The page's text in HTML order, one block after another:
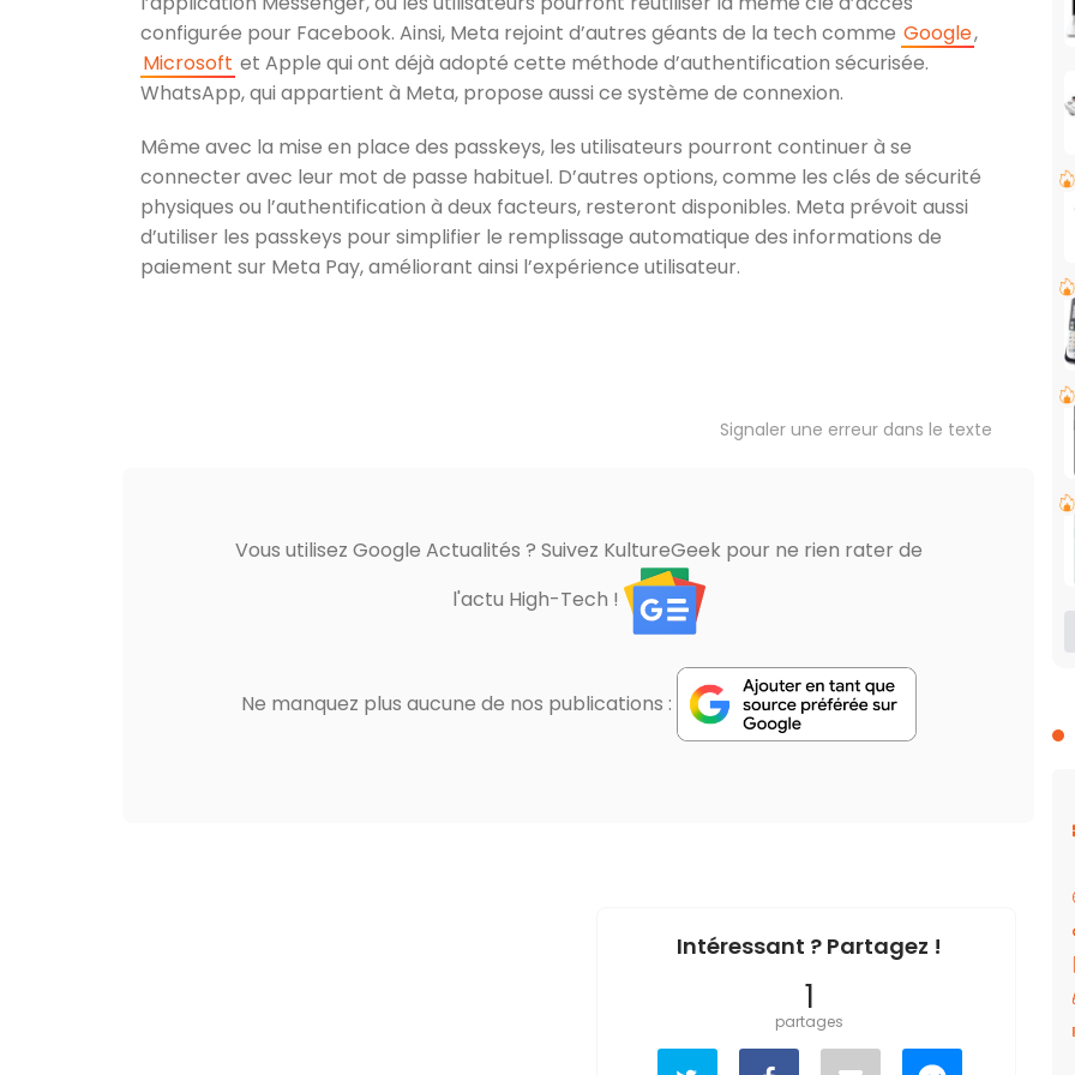
configurée pour Facebook. Ainsi, Meta rejoint d’autres géants de la tech comme Google,
Microsoft et Apple qui ont déjà adopté cette méthode d’authentification sécurisée.
WhatsApp, qui appartient à Meta, propose aussi ce système de connexion.
Même avec la mise en place des passkeys, les utilisateurs pourront continuer à se
connecter avec leur mot de passe habituel. D’autres options, comme les clés de sécurité
physiques ou l’authentification à deux facteurs, resteront disponibles. Meta prévoit aussi
d’utiliser les passkeys pour simplifier le remplissage automatique des informations de
paiement sur Meta Pay, améliorant ainsi l’expérience utilisateur.
Signaler une erreur dans le texte
Vous utilisez Google Actualités ? Suivez KultureGeek pour ne rien rater de
l'actu High-Tech !
Ne manquez plus aucune de nos publications :
Intéressant ? Partagez !
1
partages